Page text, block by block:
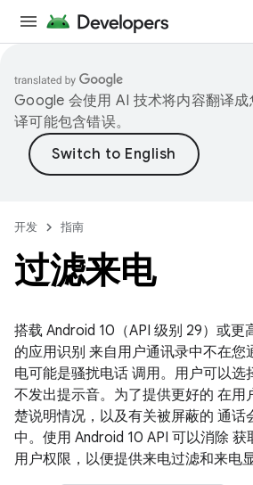
Google 会使用 AI 技术将内容翻译
译可能包含错误。
开发 指南
过滤来电
搭载 Android 10（API 级别 29）或更
的应用识别 来自用户通讯录中不在您
电可能是骚扰电话 调用。用户可以选
不发出提示音。为了提供更好的 在用
楚说明情况，以及有关被屏蔽的 通话
中。使用 Android 10 API 可以消除 获
用户权限，以便提供来电过滤和来电